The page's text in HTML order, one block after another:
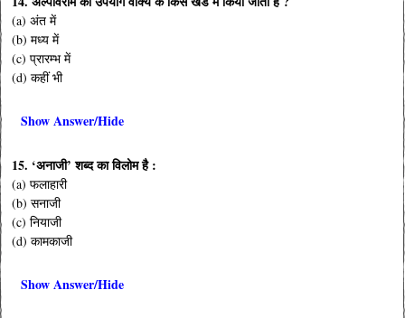
(a) अंत में
(b) मध्य में
(c) प्रारम्भ में
(d) कहीं भी
Show Answer/Hide
15. ‘अनाजी’ शब्द का विलोम है :
(a) फलाहारी
(b) सनाजी
(c) नियाजी
(d) कामकाजी
Show Answer/Hide